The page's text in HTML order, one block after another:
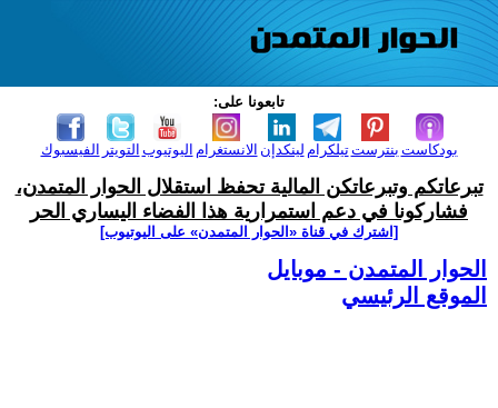
تابعونا على:
الفيسبوك التويتر اليوتيوب الانستغرام لينكدإن تيلكرامبنترست بودكاست
تبرعاتكم وتبرعاتكن المالية تحفظ استقلال الحوار المتمدن،
فشاركونا في دعم استمرارية هذا الفضاء اليساري الحر
[اشترك في قناة ‫«الحوار المتمدن» على اليوتيوب]
الحوار المتمدن - موبايل
الموقع الرئيسي